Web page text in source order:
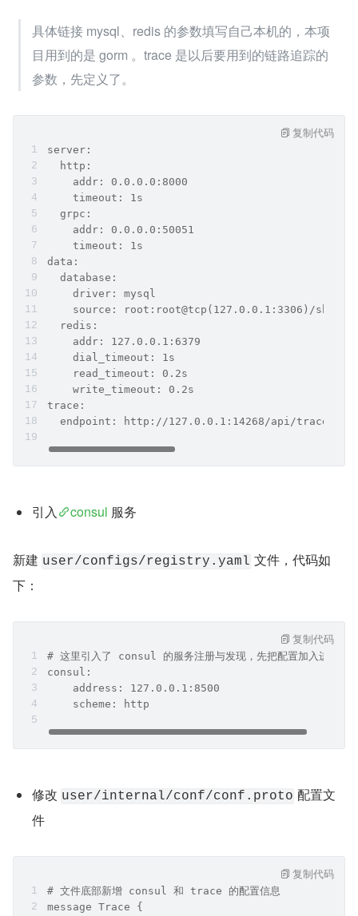
具体链接 mysql、redis 的参数填写自己本机的，本项
目用到的是 gorm 。trace 是以后要用到的链路追踪的
参数，先定义了。
server:
  http:
    addr: 0.0.0.0:8000
    timeout: 1s
  grpc:
    addr: 0.0.0.0:50051
    timeout: 1s
data:
  database:
    driver: mysql
source: root:root@tcp(127.0.0.1:3306)/
  redis:
    addr: 127.0.0.1:6379
    dial_timeout: 1s
    read_timeout: 0.2s
    write_timeout: 0.2s
trace:
  endpoint: http://127.0.0.1:14268/api/traces
复制代码
引入 consul 服务
新建 user/configs/registry.yaml 文件，代码如
下：
# 这里引入了 consul 的服务注册与发现，先把配置加入进去
consul:
    address: 127.0.0.1:8500
    scheme: http
复制代码
修改 user/internal/conf/conf.proto 配置文
件
# 文件底部新增 consul 和 trace 的配置信息
message Trace {
复制代码